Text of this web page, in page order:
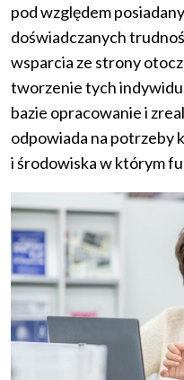
pod względem
doświadczanych
wsparcia ze strony
tworzenie tych
bazie opracowanie i
odpowiada na potrzeby
i środowiska w którym